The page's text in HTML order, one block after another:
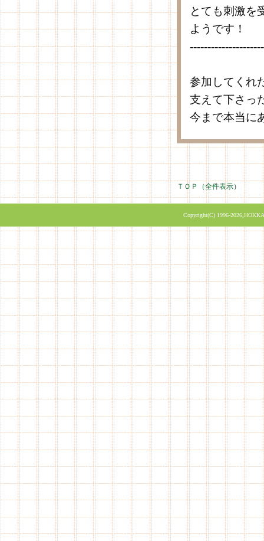
とても刺激を
ようです！
参加してくれ
支えて下さっ
今まで本当に
ＴＯＰ（全件表示）
Copyright(C) 1996-